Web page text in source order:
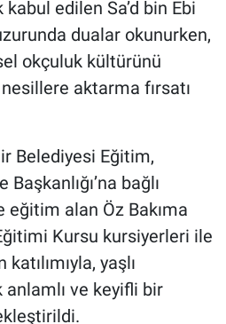
edilen Sa’d bin Ebi
dualar okunurken,
okçuluk kültürünü
aktarma fırsatı
Belediyesi Eğitim,
bağlı
eğitim alan Öz Bakıma
Kursu kursiyerleri ile
yaşlı
ve keyifli bir